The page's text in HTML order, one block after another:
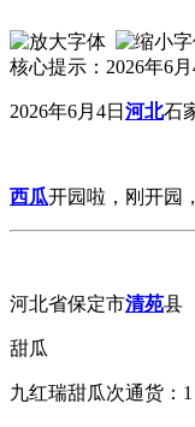
核心提示：2026年6
2026年6月4日 河北石
西瓜开园啦，刚开园
河北省保定市清苑县
甜瓜
九红瑞甜瓜次通货：1